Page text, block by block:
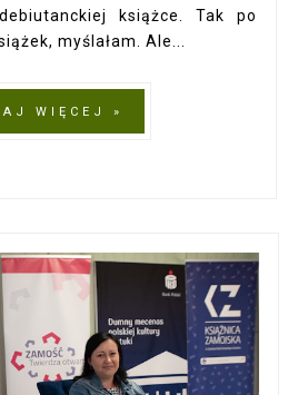
książce. Tak po
myślałam. Ale...
WIĘCEJ »